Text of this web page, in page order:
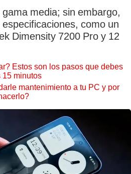
media; sin embargo,
como un
Dimensity 7200 Pro y 12
Estos son los pasos que debes
15 minutos
mantenimiento a tu PC y por